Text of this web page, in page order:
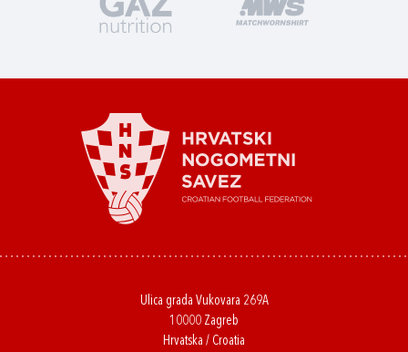
Ulica grada Vukovara 269A
10000 Zagreb
Hrvatska / Croatia